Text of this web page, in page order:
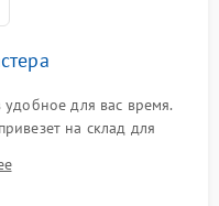
для вас время.
на склад для